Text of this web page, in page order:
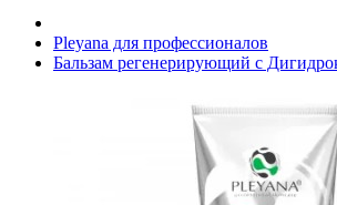
Pleyana для профессионалов
Бальзам регенерирующий с